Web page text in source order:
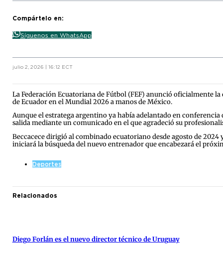
Compártelo en:
Síguenos en WhatsApp
julio 2, 2026 | 16:12 ECT
La Federación Ecuatoriana de Fútbol (FEF) anunció oficialmente
de Ecuador en el Mundial 2026 a manos de México.
Aunque el estratega argentino ya había adelantado en
salida mediante un comunicado en el que agradeció su
Beccacece dirigió al combinado ecuatoriano desde agosto de
iniciará la búsqueda del nuevo entrenador que encabezará el
Deportes
Relacionados
Diego Forlán es el nuevo director técnico de Uruguay